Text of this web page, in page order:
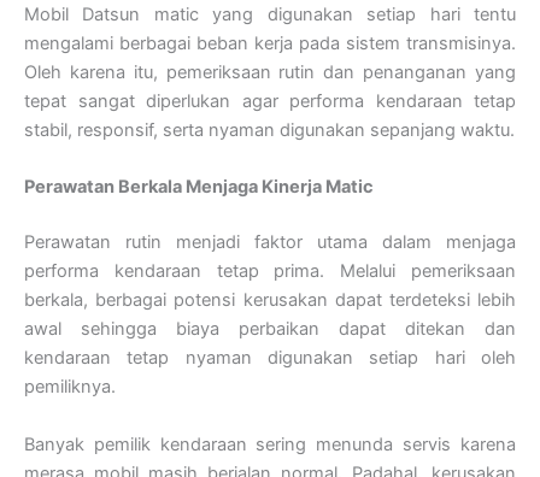
Mobil Datsun matic yang digunakan setiap hari tentu
mengalami berbagai beban kerja pada sistem transmisinya.
Oleh karena itu, pemeriksaan rutin dan penanganan yang
tepat sangat diperlukan agar performa kendaraan tetap
stabil, responsif, serta nyaman digunakan sepanjang waktu.
Perawatan Berkala Menjaga Kinerja Matic
Perawatan rutin menjadi faktor utama dalam menjaga
performa kendaraan tetap prima. Melalui pemeriksaan
berkala, berbagai potensi kerusakan dapat terdeteksi lebih
awal sehingga biaya perbaikan dapat ditekan dan
kendaraan tetap nyaman digunakan setiap hari oleh
pemiliknya.
Banyak pemilik kendaraan sering menunda servis karena